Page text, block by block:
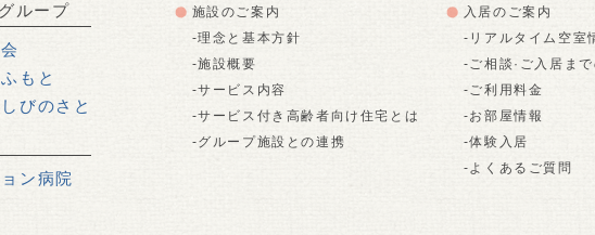
ループ
もと
びのさと
ン病院
施設のご案内
-理念と基本方針
-施設概要
-サービス内容
-サービス付き高齢者向け住宅とは
-グループ施設との連携
入居のご案内
-リアルタイム空室
-ご相談·ご入居ま
-ご利用料金
-お部屋情報
-体験入居
-よくあるご質問